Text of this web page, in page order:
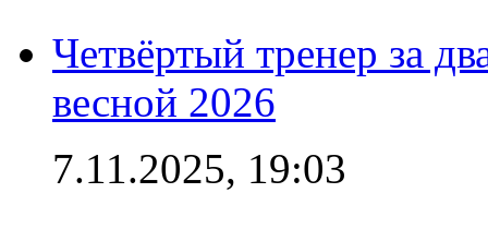
Четвёртый тренер за
весной 2026
7.11.2025, 19:03